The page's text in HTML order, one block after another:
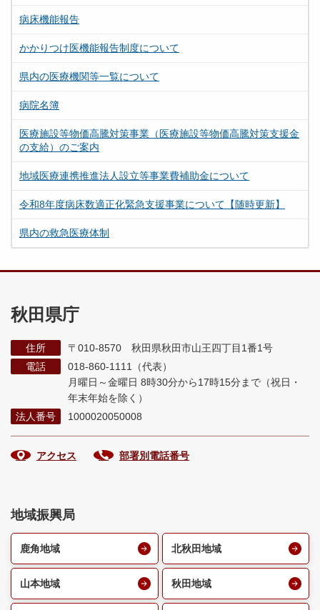
病床機能報告
かかりつけ医機能報告制度について
県内の医療機関等一覧について
病院名簿
医療施設等物価高騰対策事業（医療施設等物価高騰対策支援金
の支給）のご案内
地域医療連携推進法人設立等事業費補助金について
令和8年度病床数適正化緊急支援事業について【随時更新】
県内の救急医療体制
秋田県庁
住所
〒010-8570 秋田県秋田市山王四丁目1番1号
電話
018-860-1111（代表）
月曜日～金曜日 8時30分から17時15分まで （祝日・
年末年始を除く）
法人番号
1000020050008
アクセス 部署別電話番号
地域振興局
鹿角地域 北秋田地域
山本地域 秋田地域